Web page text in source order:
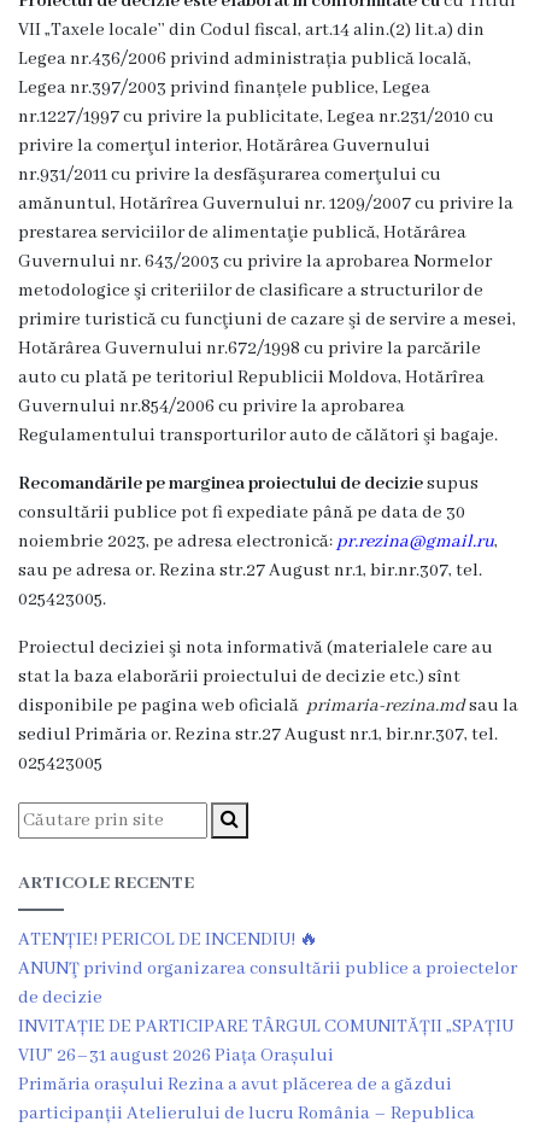
Aur”
Î.M
,,Servicii
Comunal
-
Locative”
or.Rezina.
Î.M
,,
Piața
comercială
a
orașului
ONG-
uri
vacante
Consiliul
Componența
Consiliului
Secretar
VII „Taxele locale’’ din Codul fiscal, art.14 alin.(2) lit.a) din
Legea nr.436/2006 privind administrația publică locală,
Legea nr.397/2003 privind finanțele publice, Legea
nr.1227/1997 cu privire la publicitate, Legea nr.231/2010 cu
privire la comerţul interior, Hotărârea Guvernului
nr.931/2011 cu privire la desfăşurarea comerţului cu
amănuntul, Hotărîrea Guvernului nr. 1209/2007 cu privire la
prestarea serviciilor de alimentaţie publică, Hotărârea
Guvernului nr. 643/2003 cu privire la aprobarea Normelor
metodologice şi criteriilor de clasificare a structurilor de
primire turistică cu funcţiuni de cazare şi de servire a mesei,
Hotărârea Guvernului nr.672/1998 cu privire la parcările
auto cu plată pe teritoriul Republicii Moldova, Hotărîrea
Guvernului nr.854/2006 cu privire la aprobarea
Regulamentului transporturilor auto de călători şi bagaje.
Recomandările pe marginea proiectului de deciziesupus
consultării publice pot fi expediate până pe data de 30
noiembrie 2023, pe adresa electronică: pr.rezina@gmail.ru,
sau pe adresa or. Rezina str.27 August nr.1, bir.nr.307, tel.
025423005.
Proiectul deciziei şi nota informativă (materialele care au
stat la baza elaborării proiectului de decizie etc.) sînt
disponibile pe pagina web oficială primaria-rezina.mdsau la
sediul Primăria or. Rezina str.27 August nr.1, bir.nr.307, tel.
025423005
ARTICOLE RECENTE
ATENȚIE! PERICOL DE INCENDIU! 🔥
ANUNŢ privind organizarea consultării publice a proiectelor
de decizie
INVITAȚIE DE PARTICIPARE TÂRGUL COMUNITĂȚII „SPAȚIU
VIU” 26–31 august 2026 Piața Orașului
Primăria orașului Rezina a avut plăcerea de a găzdui
participanții Atelierului de lucru România – Republica